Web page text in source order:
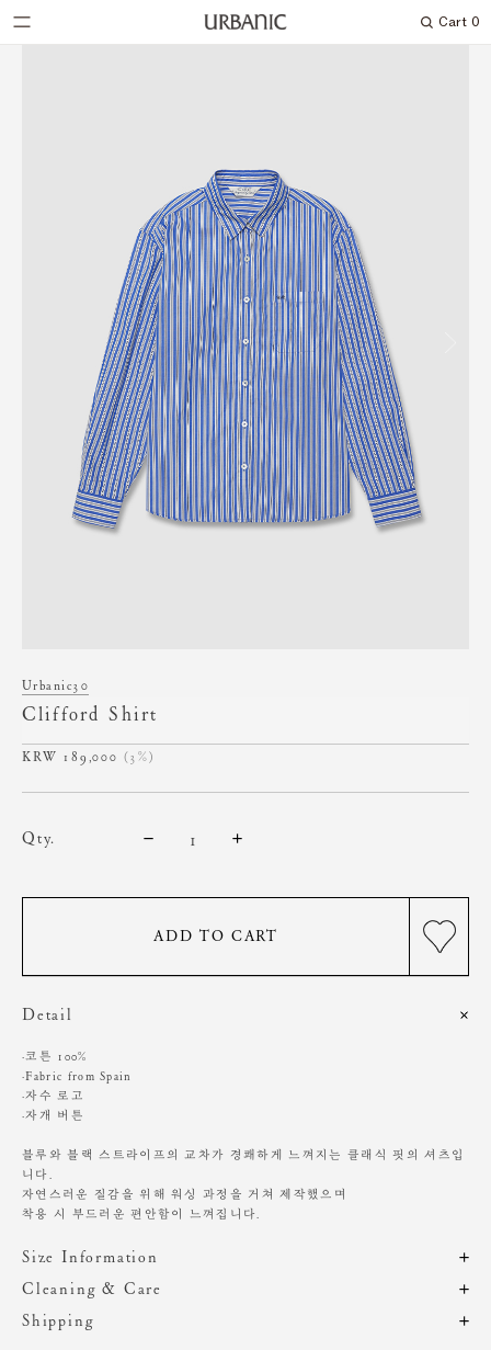
Search
Cart 0
Urbanic30
Clifford Shirt
189,000 (3%)
qty.
ADD TO CART
Detail
·코튼 100%
·Fabric from Spain
·자수 로고
·자개 버튼
블루와 블랙 스트라이프의 교차가 경쾌하게 느껴지는 클래식 핏의 셔츠입
니다.
자연스러운 질감을 위해 워싱 과정을 거쳐 제작했으며
착용 시 부드러운 편안함이 느껴집니다.
Size Information
제품의 일정 수량을 측정한 평균치수로 재는 방법과 위치에 따라 1~3cm
편차가 있을 수 있습니다. (치수단위 : cm)
Cleaning & Care
드라이클리닝 권장
찬물에 단독 손세탁 권장
Shipping